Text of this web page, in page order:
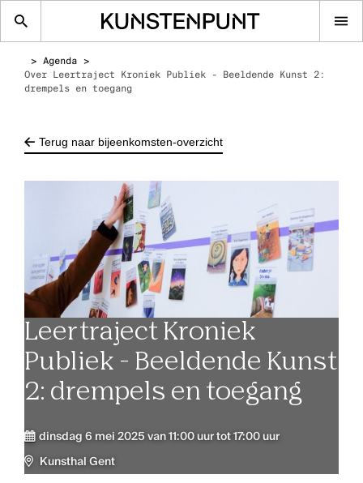
Agenda
Over Leertraject Kroniek Publiek - Beeldende Kunst 2:
drempels en toegang
Terug naar bijeenkomsten-overzicht
Leertraject Kroniek
Publiek - Beeldende Kunst
2: drempels en toegang
dinsdag 6 mei 2025 van 11:00 uur tot 17:00 uur
Kunsthal Gent